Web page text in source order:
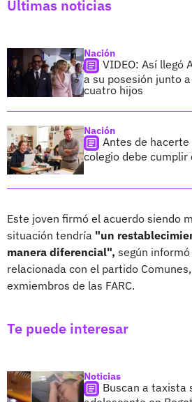
Últimas noticias
Nación
VIDEO: Así llegó
a su posesión junto
cuatro hijos
Nación
Antes de
colegio debe
Este joven firmó el acuerdo siendo
situación tendría "un
manera diferencial", según
relacionada con el partido
exmiembros de las FARC.
Te puede interesar
Noticias
Buscan a taxista